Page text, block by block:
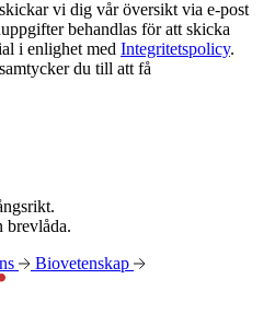
vi dig vår översikt via e-post
behandlas för att skicka
i enlighet med Integritetspolicy.
du till att få
brevlåda.
Biovetenskap